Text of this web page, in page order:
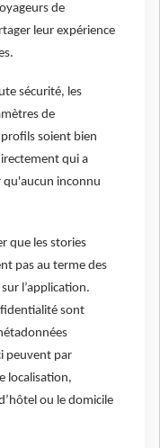
de
leur expérience
sécurité, les
de
soient bien
qui a
qu'aucun inconnu
que les stories
pas au terme des
l’application.
sont
peuvent par
localisation,
ou le domicile